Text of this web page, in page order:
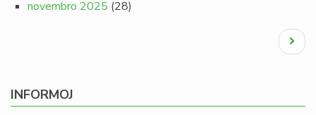
novembro 2025 (28)
Next
page
INFORMOJ